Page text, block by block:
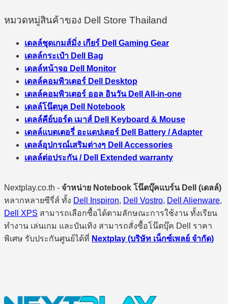
หมวดหมู่สินค้าของ Dell Store Thailand
เดลล์ชุดเกมส์มิ่ง เกียร์ Dell Gaming Gear
เดลล์กระเป๋า Dell Bag
เดลล์หน้าจอ Dell Monitor
เดลล์คอมพิวเตอร์ Dell Desktop
เดลล์คอมพิวเตอร์ ออล อินวัน Dell All-in-one
เดลล์โน๊ตบุค Dell Notebook
เดลล์คีย์บอร์ด เมาส์ Dell Keyboard & Mouse
เดลล์แบตเตอรี่ อะแดปเตอร์ Dell Battery / Adapter
เดลล์อุปกรณ์เสริมต่างๆ Dell Accessories
เดลล์ต่อประกัน / Dell Extended warranty
Nextplay.co.th - จำหน่าย Notebook โน๊ตบุ๊คแบร์น Dell (เดลล์)
หลากหลายซีรี่ส์ ทั้ง Dell Inspiron, Dell Vostro, Dell Alienware,
Dell XPS สามารถเลือกซื้อได้ตามลักษณะการใช้งาน ทั้งเรียน
ทำงาน เล่นเกม และบันเทิง สามารถสั่งซื้อโน๊ตบุ๊ค Dell ราคา
พิเศษ รับประกันศูนย์ได้ที่ Nextplay (บริษัท เน็กซ์เพลย์ จำกัด)